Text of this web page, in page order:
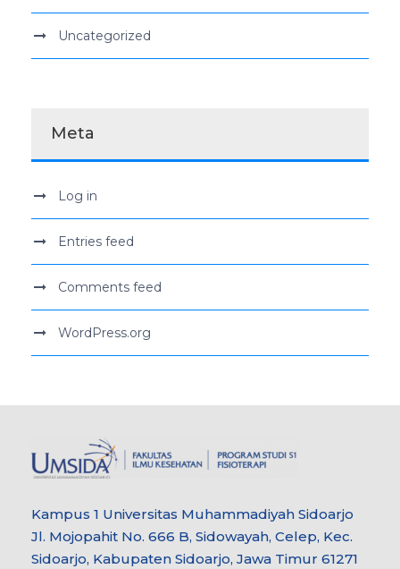
Uncategorized
Meta
Log in
Entries feed
Comments feed
WordPress.org
Kampus 1 Universitas Muhammadiyah Sidoarjo
Jl. Mojopahit No. 666 B, Sidowayah, Celep, Kec.
Sidoarjo, Kabupaten Sidoarjo, Jawa Timur 61271